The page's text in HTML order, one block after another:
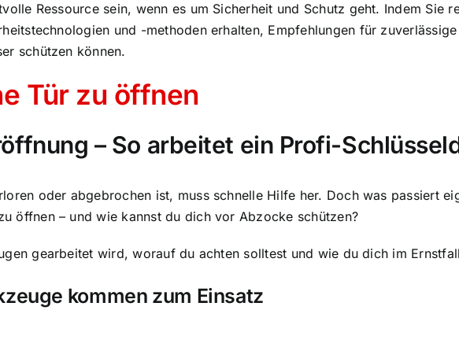
Ressource sein, wenn es um Sicherheit und Schutz geht. Indem Sie
und -methoden erhalten, Empfehlungen für
schützen können.
Tür zu öffnen
– So arbeitet ein Profi-
oder abgebrochen ist, muss schnelle Hilfe her. Doch was passiert
öffnen – und wie kannst du dich vor Abzocke schützen?
gearbeitet wird, worauf du achten solltest und wie du dich im
kommen zum Einsatz